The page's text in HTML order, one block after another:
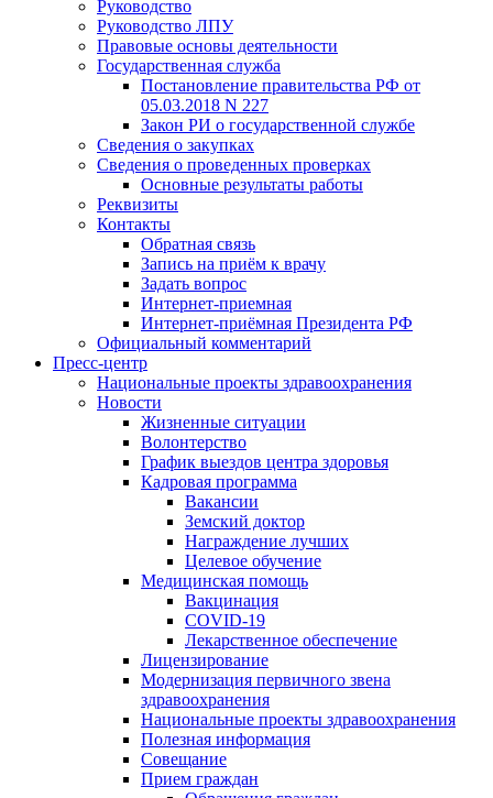
Руководство
Руководство ЛПУ
Правовые основы деятельности
Государственная служба
Постановление правительства РФ от
05.03.2018 N 227
Закон РИ о государственной службе
Сведения о закупках
Сведения о проведенных проверках
Основные результаты работы
Реквизиты
Контакты
Обратная связь
Запись на приём к врачу
Задать вопрос
Интернет-приемная
Интернет-приёмная Президента РФ
Официальный комментарий
Пресс-центр
Национальные проекты здравоохранения
Новости
Жизненные ситуации
Волонтерство
График выездов центра здоровья
Кадровая программа
Вакансии
Земский доктор
Награждение лучших
Целевое обучение
Медицинская помощь
Вакцинация
COVID-19
Лекарственное обеспечение
Лицензирование
Модернизация первичного звена
здравоохранения
Национальные проекты здравоохранения
Полезная информация
Совещание
Прием граждан